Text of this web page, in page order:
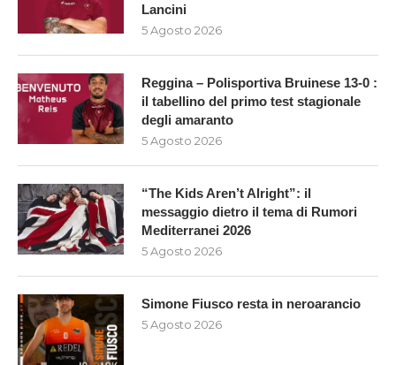
Lancini
5 Agosto 2026
Reggina – Polisportiva Bruinese 13-0 :
il tabellino del primo test stagionale
degli amaranto
5 Agosto 2026
“The Kids Aren’t Alright”: il
messaggio dietro il tema di Rumori
Mediterranei 2026
5 Agosto 2026
Simone Fiusco resta in neroarancio
5 Agosto 2026